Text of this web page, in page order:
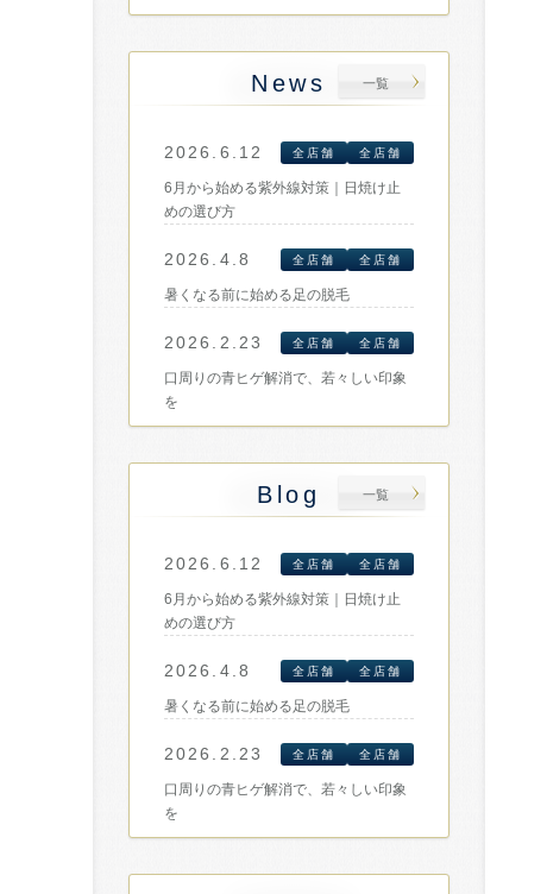
News 一覧
2026.6.12 全店舗
全店舗
6月から始める紫外線対策｜日焼け止
めの選び方
2026.4.8 全店舗
全店舗
暑くなる前に始める足の脱毛
2026.2.23 全店舗
全店舗
口周りの青ヒゲ解消で、若々しい印象
を
Blog 一覧
2026.6.12 全店舗
全店舗
6月から始める紫外線対策｜日焼け止
めの選び方
2026.4.8 全店舗
全店舗
暑くなる前に始める足の脱毛
2026.2.23 全店舗
全店舗
口周りの青ヒゲ解消で、若々しい印象
を